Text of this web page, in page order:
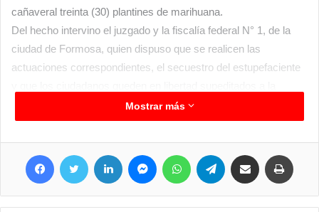
cañaveral treinta (30) plantines de marihuana.
Del hecho intervino el juzgado y la fiscalía federal N° 1, de la
ciudad de Formosa, quien dispuso que se realicen las
actuaciones correspondientes, el secuestro del estupefaciente
Mostrar más
Facebook Twitter LinkedIn MessengerWhatsApp Telegram Compartir por correo electrónico